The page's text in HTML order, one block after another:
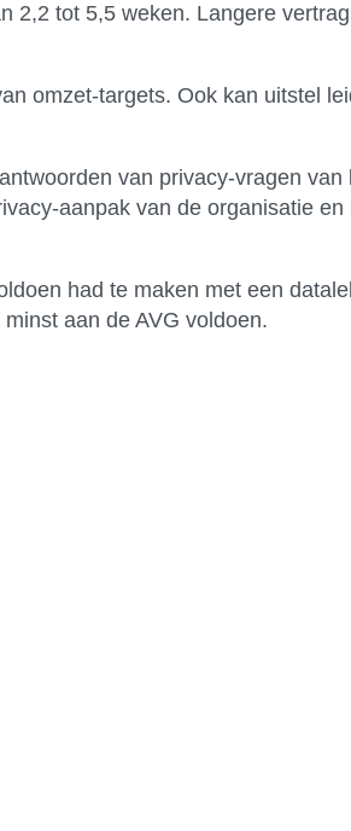
2,2 tot 5,5 weken. Langere
omzet-targets. Ook kan uitstel
van privacy-vragen
aanpak van de organisatie
had te maken met een
aan de AVG voldoen.